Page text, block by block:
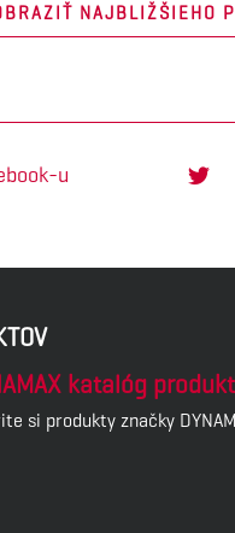
NAJBLIŽŠIEHO
u
katalóg
si produkty značky